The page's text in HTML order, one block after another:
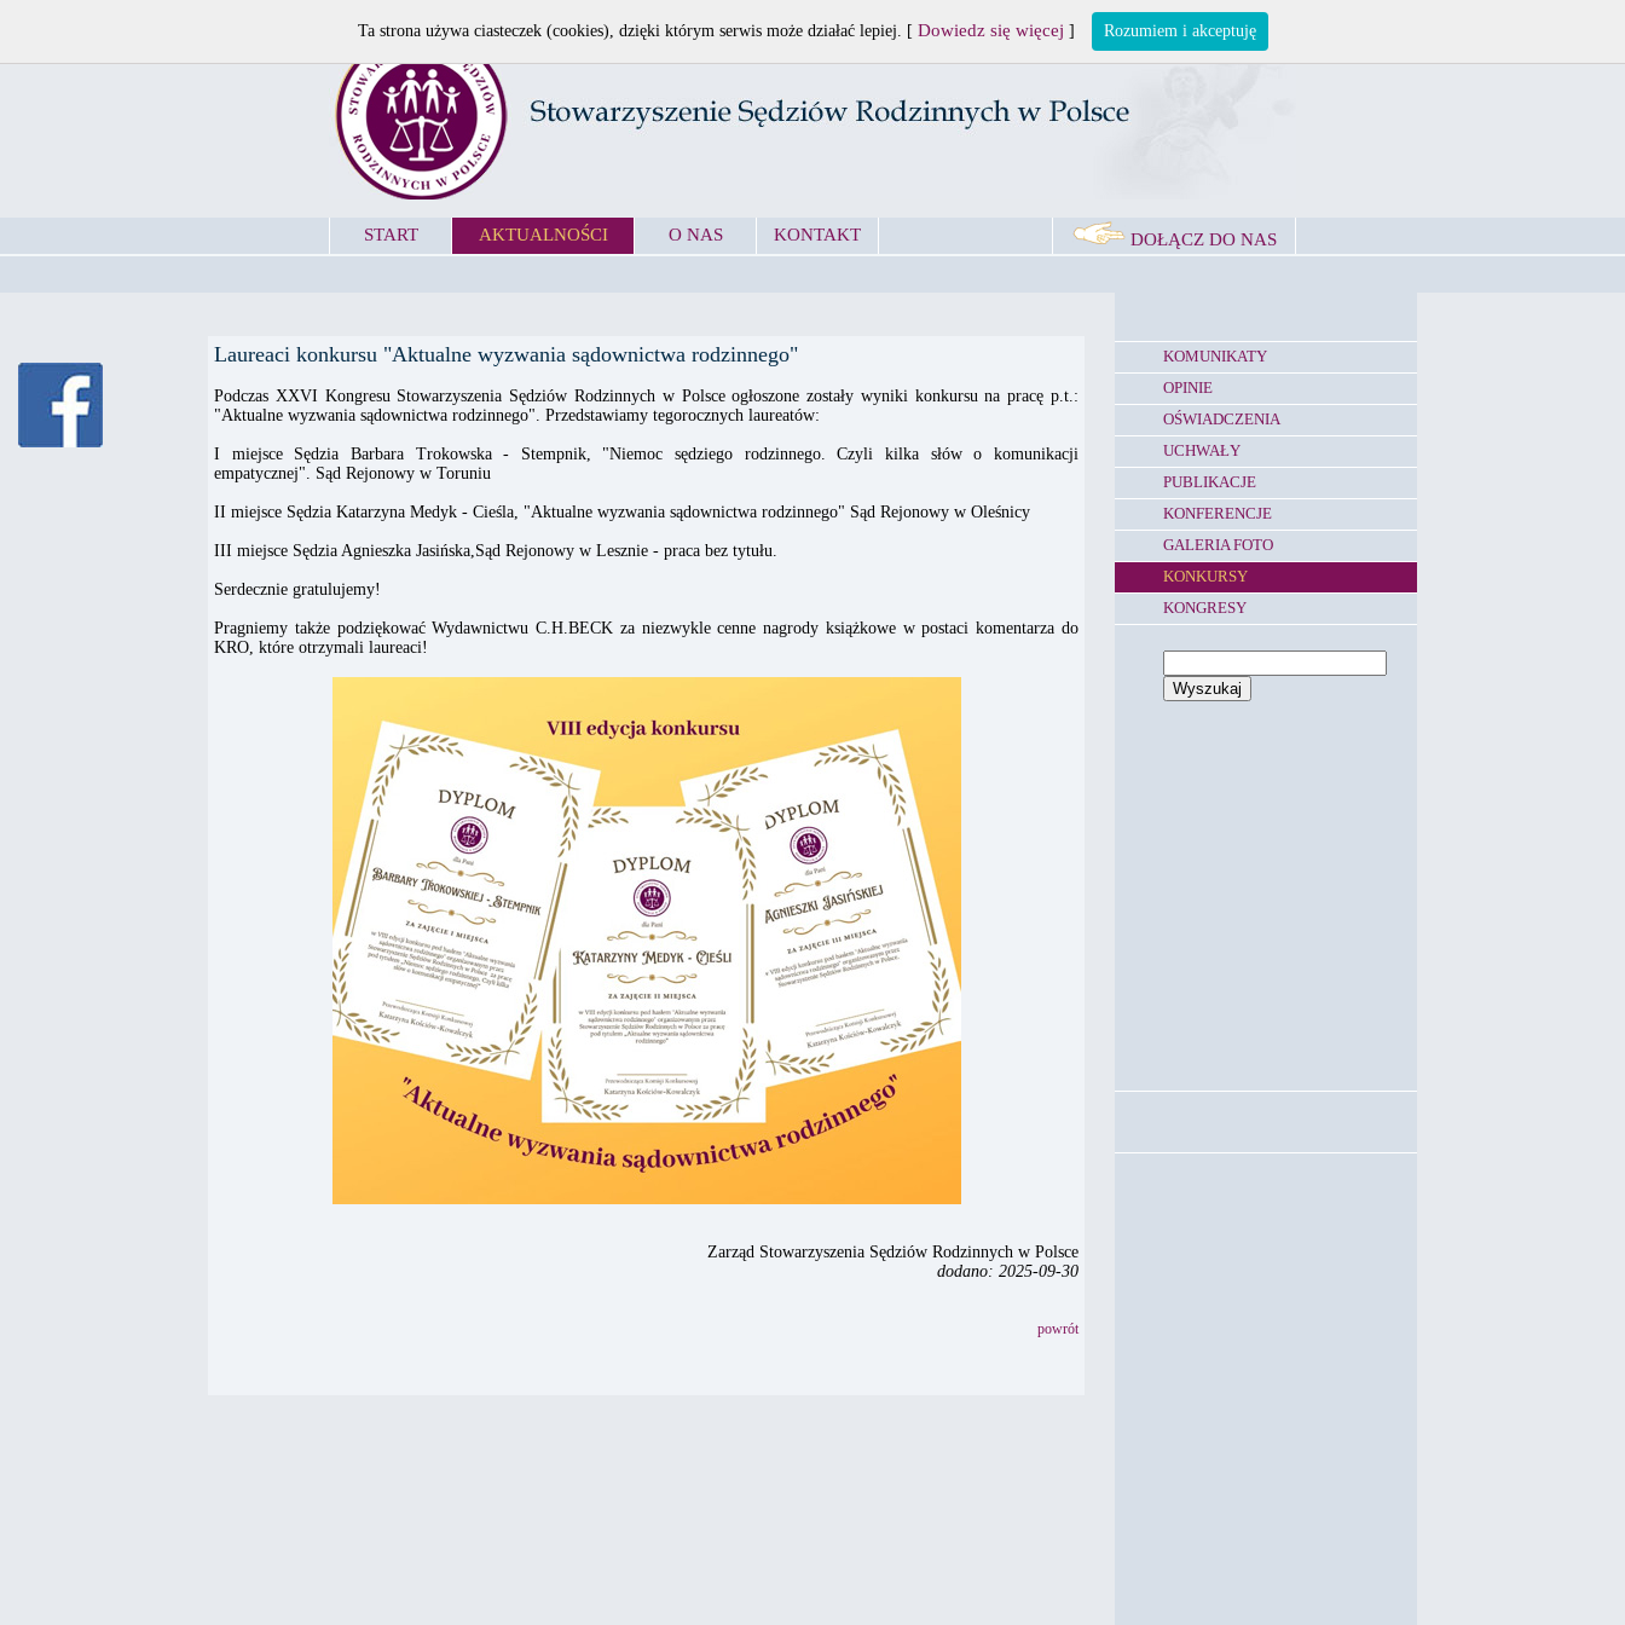
START AKTUALNOŚCI O NAS KONTAKT DOŁĄCZ DO NAS
Laureaci konkursu "Aktualne wyzwania sądownictwa rodzinnego"
Podczas XXVI Kongresu Stowarzyszenia Sędziów Rodzinnych w Polsce ogłoszone zostały wyniki konkursu na pracę p.t.:
"Aktualne wyzwania sądownictwa rodzinnego". Przedstawiamy tegorocznych laureatów:
I miejsce Sędzia Barbara Trokowska - Stempnik, "Niemoc sędziego rodzinnego. Czyli kilka słów o komunikacji
empatycznej". Sąd Rejonowy w Toruniu
II miejsce Sędzia Katarzyna Medyk - Cieśla, "Aktualne wyzwania sądownictwa rodzinnego" Sąd Rejonowy w Oleśnicy
III miejsce Sędzia Agnieszka Jasińska,Sąd Rejonowy w Lesznie - praca bez tytułu.
Serdecznie gratulujemy!
Pragniemy także podziękować Wydawnictwu C.H.BECK za niezwykle cenne nagrody książkowe w postaci komentarza do
KRO, które otrzymali laureaci!
Zarząd Stowarzyszenia Sędziów Rodzinnych w Polsce
dodano: 2025-09-30
powrót
KOMUNIKATY
OPINIE
OŚWIADCZENIA
UCHWAŁY
PUBLIKACJE
KONFERENCJE
GALERIA FOTO
KONKURSY
KONGRESY
Ta strona używa ciasteczek (cookies), dzięki którym serwis może działać lepiej. [ Dowiedz się więcej ] Rozumiem i akceptuję